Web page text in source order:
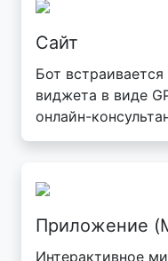
Сайт
Бот
виджета в виде
онлайн-
Приложение
Интерактивное